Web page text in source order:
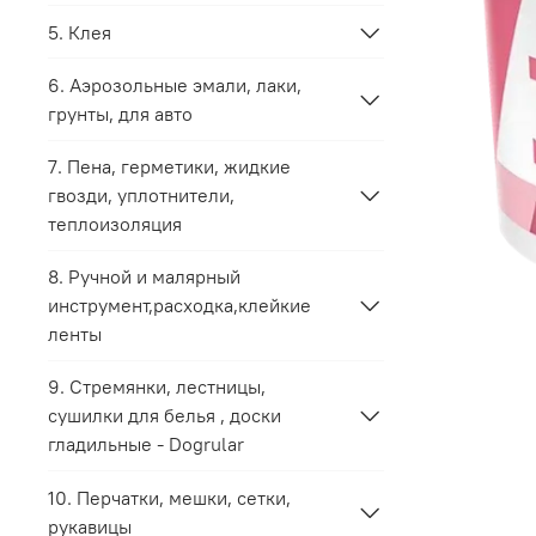
5. Клея
6. Аэрозольные эмали, лаки,
грунты, для авто
7. Пена, герметики, жидкие
гвозди, уплотнители,
теплоизоляция
8. Ручной и малярный
инструмент,расходка,клейкие
ленты
9. Стремянки, лестницы,
сушилки для белья , доски
гладильные - Dogrular
10. Перчатки, мешки, сетки,
рукавицы